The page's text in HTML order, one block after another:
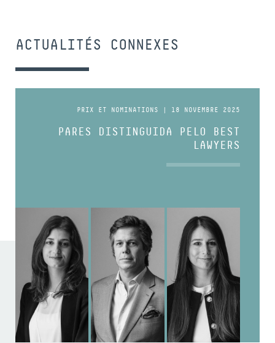
ACTUALITÉS CONNEXES
PRIX ET NOMINATIONS | 18 NOVEMBRE 2025
PARES DISTINGUIDA PELO BEST
LAWYERS